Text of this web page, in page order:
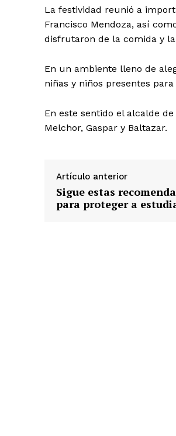
La festividad reunió a
Francisco Mendoza, así
disfrutaron de la comida y
En un ambiente lleno de
niñas y niños presentes
En este sentido el alcalde
Melchor, Gaspar y Baltazar.
Artículo anterior
Sigue estas
para proteger a